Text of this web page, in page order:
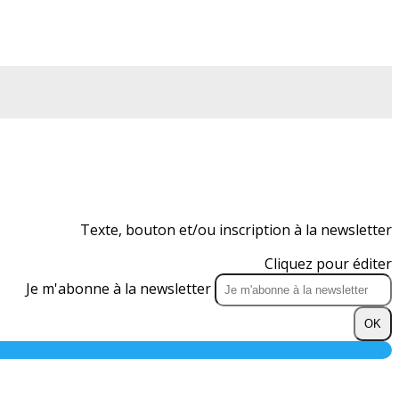
Texte, bouton et/ou inscription à la newsletter
Cliquez pour éditer
Je m'abonne à la newsletter
OK